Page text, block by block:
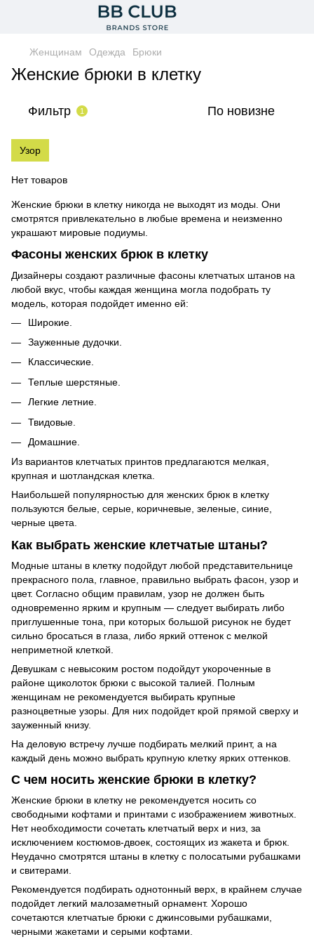
Женщинам Одежда Брюки
Женские брюки в клетку
Фильтр 1 По новизне
Узор
Нет товаров
Женские брюки в клетку никогда не выходят из моды. Они
смотрятся привлекательно в любые времена и неизменно
украшают мировые подиумы.
Фасоны женских брюк в клетку
Дизайнеры создают различные фасоны клетчатых штанов на
любой вкус, чтобы каждая женщина могла подобрать ту
модель, которая подойдет именно ей:
Широкие.
Зауженные дудочки.
Классические.
Теплые шерстяные.
Легкие летние.
Твидовые.
Домашние.
Из вариантов клетчатых принтов предлагаются мелкая,
крупная и шотландская клетка.
Наибольшей популярностью для женских брюк в клетку
пользуются белые, серые, коричневые, зеленые, синие,
черные цвета.
Как выбрать женские клетчатые штаны?
Модные штаны в клетку подойдут любой представительнице
прекрасного пола, главное, правильно выбрать фасон, узор и
цвет. Согласно общим правилам, узор не должен быть
одновременно ярким и крупным — следует выбирать либо
приглушенные тона, при которых большой рисунок не будет
сильно бросаться в глаза, либо яркий оттенок с мелкой
неприметной клеткой.
Девушкам с невысоким ростом подойдут укороченные в
районе щиколоток брюки с высокой талией. Полным
женщинам не рекомендуется выбирать крупные
разноцветные узоры. Для них подойдет крой прямой сверху и
зауженный книзу.
На деловую встречу лучше подбирать мелкий принт, а на
каждый день можно выбрать крупную клетку ярких оттенков.
С чем носить женские брюки в клетку?
Женские брюки в клетку не рекомендуется носить со
свободными кофтами и принтами с изображением животных.
Нет необходимости сочетать клетчатый верх и низ, за
исключением костюмов-двоек, состоящих из жакета и брюк.
Неудачно смотрятся штаны в клетку с полосатыми рубашками
и свитерами.
Рекомендуется подбирать однотонный верх, в крайнем случае
подойдет легкий малозаметный орнамент. Хорошо
сочетаются клетчатые брюки с джинсовыми рубашками,
черными жакетами и серыми кофтами.